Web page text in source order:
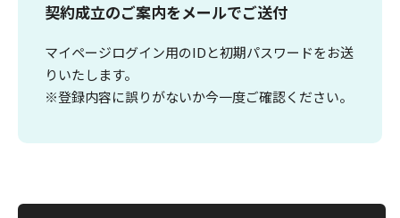
契約成立のご案内をメールでご送付
マイページログイン用のIDと初期パスワードをお送
りいたします。
※登録内容に誤りがないか今一度ご確認ください。